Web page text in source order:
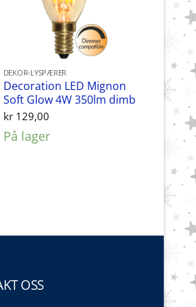
DEKOR-LYSPÆRER
Decoration LED Mignon
Soft Glow 4W 350lm dimb
kr129,00
På lager
OSS